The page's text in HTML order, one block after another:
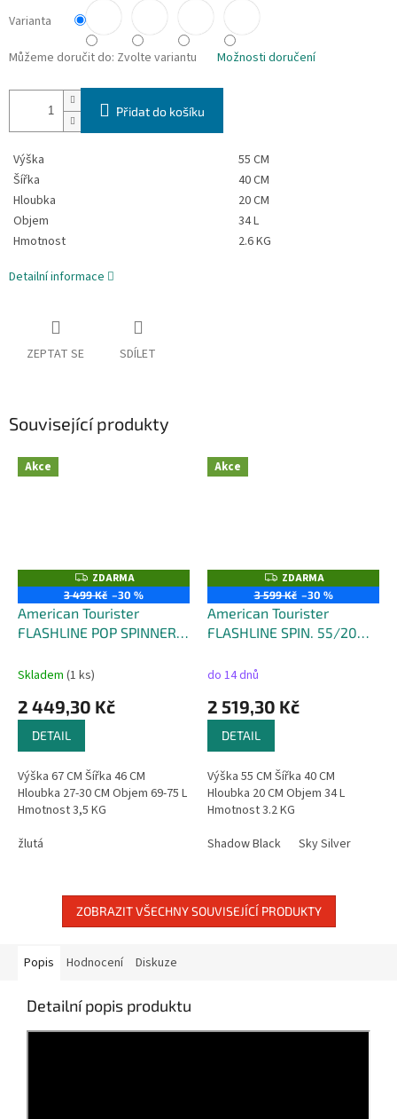
Varianta
Můžeme doručit do: Zvolte variantu Možnosti doručení
Přidat do košíku
Výška
55 CM
Šířka
40 CM
Hloubka
20 CM
Objem
34 L
Hmotnost
2.6 KG
Detailní informace
ZEPTAT SE SDÍLET
Související produkty
Akce
Z
D
A
R
M
A
ZDARMA
3 499 Kč –30 %
American Tourister
FLASHLINE POP SPINNER
litrů
Skladem (1 ks)
2 449,30 Kč
DETAIL
Výška 67 CM Šířka 46 CM
Hloubka 27-30 CM Objem 69-75 L
Hmotnost 3,5 KG
žlutá
Akce
Z
D
A
R
M
A
ZDARMA
3 599 Kč –30 %
American Tourister
FLASHLINE SPIN. 55/20
litrů
do 14 dnů
2 519,30 Kč
DETAIL
Výška 55 CM Šířka 40 CM
Hloubka 20 CM Objem 34 L
Hmotnost 3.2 KG
Shadow Black
Sky Silver
ZOBRAZIT VŠECHNY SOUVISEJÍCÍ PRODUKTY
Popis Hodnocení Diskuze
Detailní popis produktu